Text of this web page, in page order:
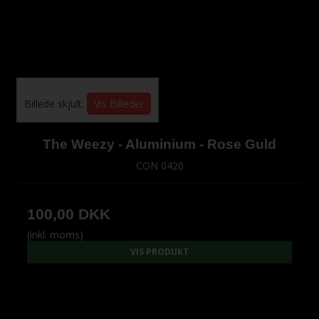
Billede skjult. Vis Billeder
The Weezy - Aluminium - Rose Guld
CON 0420
100,00 DKK
(inkl. moms)
VIS PRODUKT